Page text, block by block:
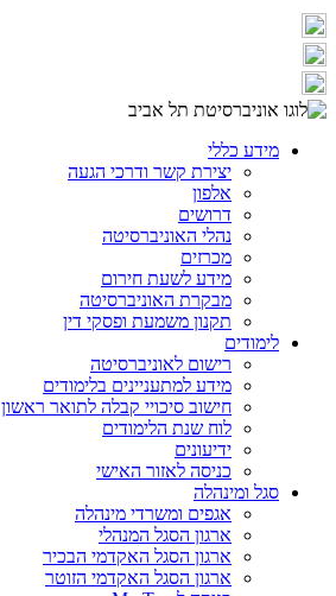
מידע כללי
יצירת קשר ודרכי הגעה
אלפון
דרושים
נהלי האוניברסיטה
מכרזים
מידע לשעת חירום
מבקרת האוניברסיטה
תקנון משמעת ופסקי דין
לימודים
רישום לאוניברסיטה
מידע למתעניינים בלימודים
חישוב סיכויי קבלה לתואר ראשון
לוח שנת הלימודים
ידיעונים
כניסה לאזור האישי
סגל ומינהלה
אגפים ומשרדי מינהלה
ארגון הסגל המנהלי
ארגון הסגל האקדמי הבכיר
ארגון הסגל האקדמי הזוטר